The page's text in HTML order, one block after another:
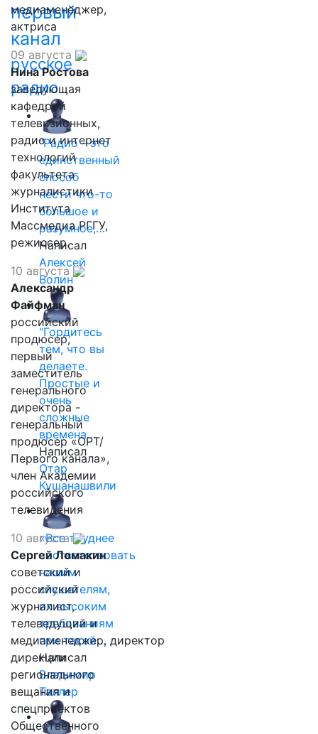
первый
канал
русское
радио
"Радио - это
единственный
способ
нести что-то
большое и
разумное,…
Написал
Алексей
Волин
"Гордитесь
тем, что вы
делаете.
Простые и
очень
сложные
времена…
Написал
Отар
Кушанашвили
«Все труднее
соответствовать
нашим
слушателям,
их высоким
требованиям
при такой…
Написал
Владимир
Таллер
медиаменеджер,
актриса
09 августа
Нина Ростова
заведующая
кафедрой
телевизионных,
радио и интернет
технологий
факультета
журналистики
Института
Массмедиа РГГУ,
режиссер.
10 августа
Александр
Файфман
российский
продюсер,
первый
заместитель
генерального
директора -
генеральный
продюсер «ОРТ/
Первого канала»,
член Академии
российского
телевидения
10 августа
Сергей Ломакин
советский и
российский
журналист,
телеведущий и
медиаменеджер, директор
дирекции
регионального
вещания и
спецпроектов
Общественного